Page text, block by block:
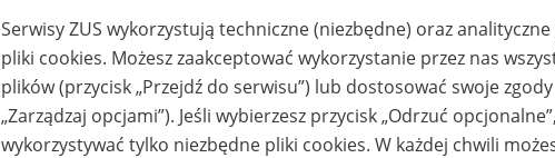
Serwisy ZUS wykorzystują techniczne (niezbędne) oraz
pliki cookies. Możesz zaakceptować wykorzystanie przez nas
plików (przycisk „Przejdź do serwisu”) lub dostosować swoje
„Zarządzaj opcjami”). Jeśli wybierzesz przycisk „Odrzuć
wykorzystywać tylko niezbędne pliki cookies. W każdej chwili